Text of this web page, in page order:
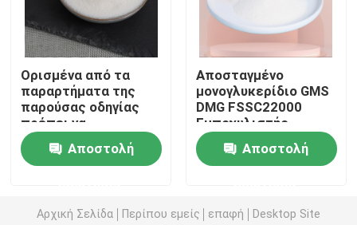
E471 γαλακτωματοποιητής τροφίμων
Γαλακτωματοποιητής ποιότητας τροφίμων
Φυσικοί γαλακτωματοποιητές τροφίμων
Ορισμένα από τα
παραρτήματα της
παρούσας οδηγίας
πρέπει να
περιλαμβάνονται στο
παράρτημα της
παρούσας οδηγίας.
Αποστολή
Αποσταγμένο
μονογλυκερίδιο GMS
DMG FSSC22000
Εμποχυλιστής
τροφίμων E471
Αποστολή
Αρχική Σελίδα Περίπου εμείς επαφή
Desktop Site